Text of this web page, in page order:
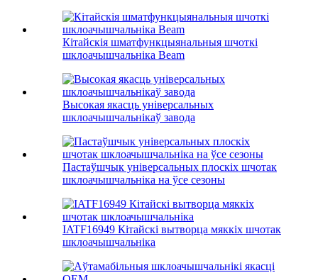
Кітайскія шматфункцыянальныя шчоткі
шклоачышчальніка Beam
Высокая якасць універсальных
шклоачышчальнікаў завода
Пастаўшчык універсальных плоскіх шчотак
шклоачышчальніка на ўсе сезоны
IATF16949 Кітайскі вытворца мяккіх шчотак
шклоачышчальніка